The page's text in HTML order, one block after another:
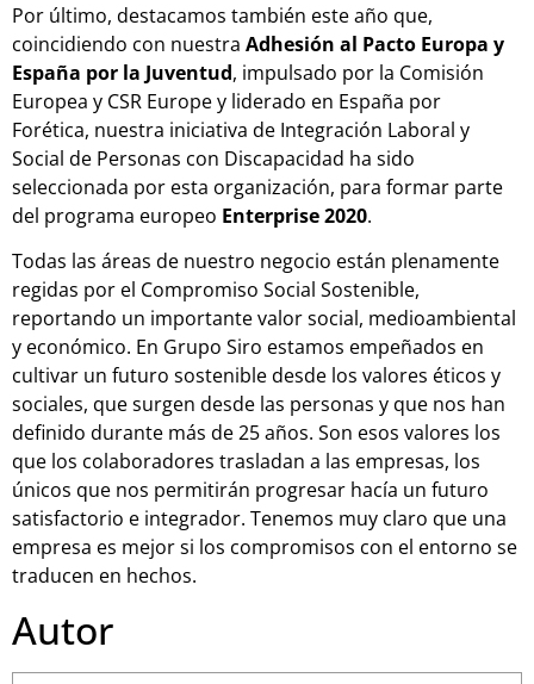
Por último, destacamos también este año que,
coincidiendo con nuestra Adhesión al Pacto Europa y
España por la Juventud, impulsado por la Comisión
Europea y CSR Europe y liderado en España por
Forética, nuestra iniciativa de Integración Laboral y
Social de Personas con Discapacidad ha sido
seleccionada por esta organización, para formar parte
del programa europeo Enterprise 2020.
Todas las áreas de nuestro negocio están plenamente
regidas por el Compromiso Social Sostenible,
reportando un importante valor social, medioambiental
y económico. En Grupo Siro estamos empeñados en
cultivar un futuro sostenible desde los valores éticos y
sociales, que surgen desde las personas y que nos han
definido durante más de 25 años. Son esos valores los
que los colaboradores trasladan a las empresas, los
únicos que nos permitirán progresar hacía un futuro
satisfactorio e integrador. Tenemos muy claro que una
empresa es mejor si los compromisos con el entorno se
traducen en hechos.
Autor